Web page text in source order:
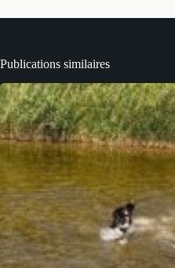
Publications similaires